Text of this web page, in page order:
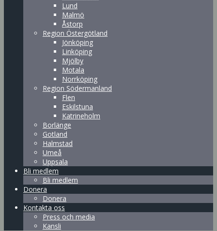
Lund
Malmö
Åstorp
Region Östergötland
Jönköping
Linköping
Mjölby
Motala
Norrköping
Region Södermanland
Flen
Eskilstuna
Katrineholm
Borlänge
Gotland
Halmstad
Umeå
Uppsala
Bli medlem
Bli medlem
Donera
Donera
Kontakta oss
Press och media
Kansli